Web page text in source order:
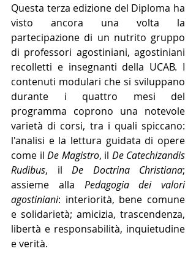
Questa terza edizione del Diploma ha
visto ancora una volta la
partecipazione di un nutrito gruppo
di professori agostiniani, agostiniani
recolletti e insegnanti della UCAB. I
contenuti modulari che si sviluppano
durante i quattro mesi del
programma coprono una notevole
varietà di corsi, tra i quali spiccano:
l'analisi e la lettura guidata di opere
come il De Magistro, il De Catechizandis
Rudibus, il De Doctrina Christiana;
assieme alla Pedagogia dei valori
agostiniani: interiorità, bene comune
e solidarietà; amicizia, trascendenza,
libertà e responsabilità, inquietudine
e verità.